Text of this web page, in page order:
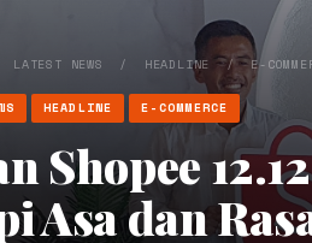
LATEST NEWS / HEADLINE /E-
HEADLINE E-COMMERCE
Shopee
Asa dan